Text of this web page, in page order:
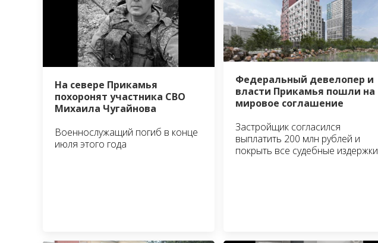
На севере Прикамья
похоронят участника СВО
Михаила Чугайнова
Военнослужащий погиб в конце
июля этого года
Федеральный девелопер и
власти Прикамья пошли на
мировое соглашение
Застройщик согласился
выплатить 200 млн рублей и
покрыть все судебные издержки